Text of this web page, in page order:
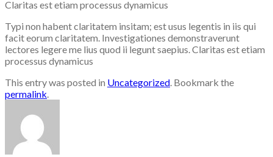
Claritas est etiam processus dynamicus
Typi non habent claritatem insitam; est usus legentis in iis qui
facit eorum claritatem. Investigationes demonstraverunt
lectores legere me lius quod ii legunt saepius. Claritas est etiam
processus dynamicus
This entry was posted in Uncategorized. Bookmark the
permalink.